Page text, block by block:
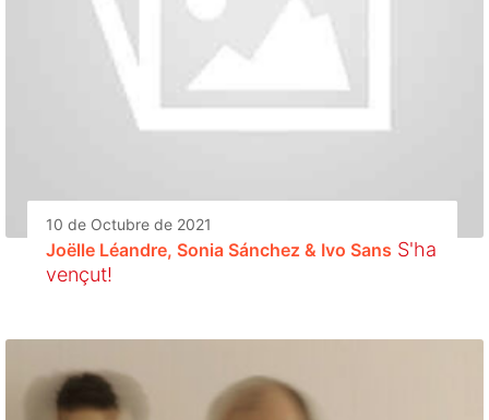
10 de Octubre de 2021
Joëlle Léandre, Sonia Sánchez & Ivo Sans S'ha
vençut!